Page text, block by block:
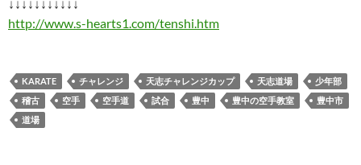
↓↓↓↓↓↓↓↓↓↓↓
http://www.s-hearts1.com/tenshi.htm
KARATE チャレンジ 天志チャレンジカップ 天志道場
少年部
稽古
空手 空手道 試合 豊中 豊中の空手教室
豊中市
道場